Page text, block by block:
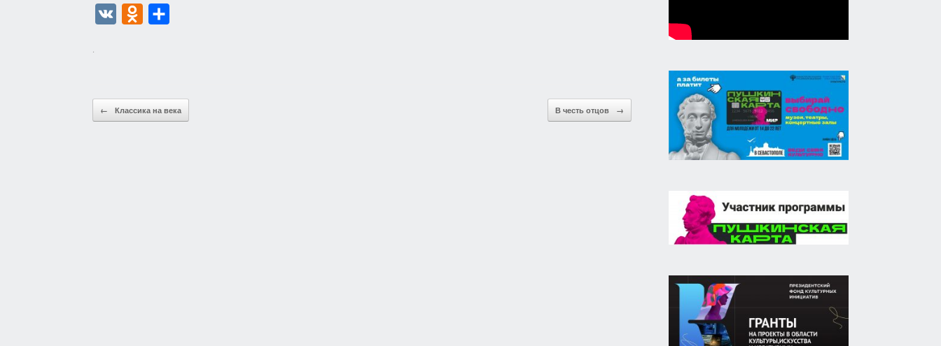
k
l
а
в
Post navigation
← Классика на века В честь отцов →